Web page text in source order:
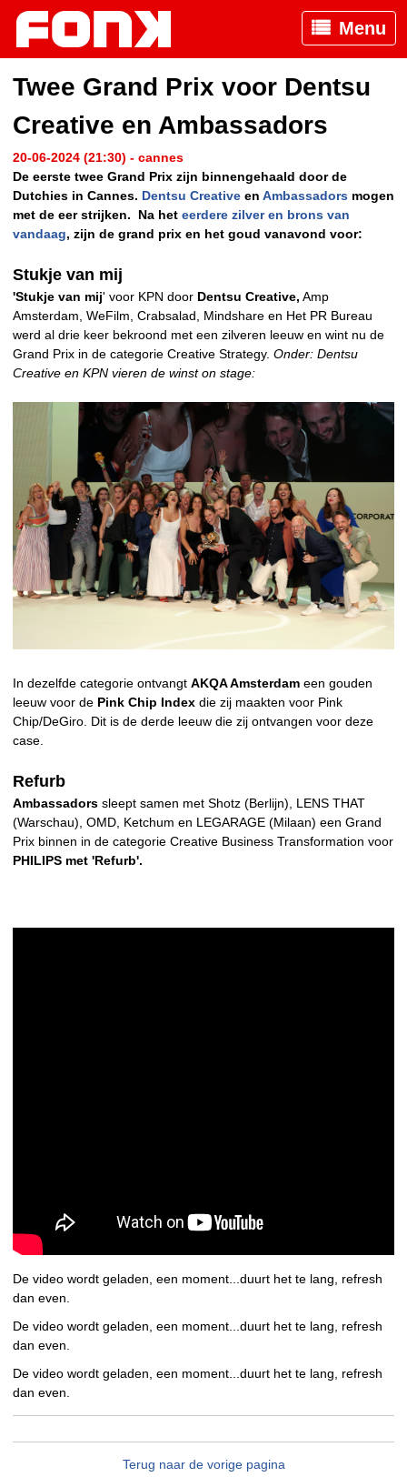
Menu
Twee Grand Prix voor Dentsu
Creative en Ambassadors
20-06-2024 (21:30) - cannes
De eerste twee Grand Prix zijn binnengehaald door de
Dutchies in Cannes. Dentsu Creative en Ambassadors mogen
met de eer strijken. Na het eerdere zilver en brons van
vandaag, zijn de grand prix en het goud vanavond voor:
Stukje van mij
'Stukje van mij' voor KPN door Dentsu Creative, Amp
Amsterdam, WeFilm, Crabsalad, Mindshare en Het PR Bureau
werd al drie keer bekroond met een zilveren leeuw en wint nu de
Grand Prix in de categorie Creative Strategy. Onder: Dentsu
Creative en KPN vieren de winst on stage:
In dezelfde categorie ontvangt AKQA Amsterdam een gouden
leeuw voor de Pink Chip Index die zij maakten voor Pink
Chip/DeGiro. Dit is de derde leeuw die zij ontvangen voor deze
case.
Refurb
Ambassadors sleept samen met Shotz (Berlijn), LENS THAT
(Warschau), OMD, Ketchum en LEGARAGE (Milaan) een Grand
Prix binnen in de categorie Creative Business Transformation voor
PHILIPS met 'Refurb'.
De video wordt geladen, een moment...duurt het te lang, refresh
dan even.
De video wordt geladen, een moment...duurt het te lang, refresh
dan even.
De video wordt geladen, een moment...duurt het te lang, refresh
dan even.
Terug naar de vorige pagina